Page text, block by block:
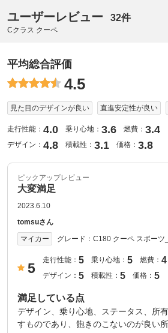
ユーザーレビュー 32件
Cクラス クーペ
平均総合評価
4.5
見た目のデザインが良い 直進安定性が良い
走行性能： 4.0 乗り心地： 3.6 燃費： 3.4
デザイン： 4.8 積載性： 3.1 価格： 3.8
ピックアップレビュー
大変満足
2023.6.10
tomsuさん
マイカー
グレード： C180 クーペ スポーツ
5
走行性能： 5 乗り心地： 5 燃費： 4
デザイン： 5 積載性： 5 価格： 5
満足している点
デザイン、乗り心地、ステータス、所
すものであり、飽きのこないのが良い所